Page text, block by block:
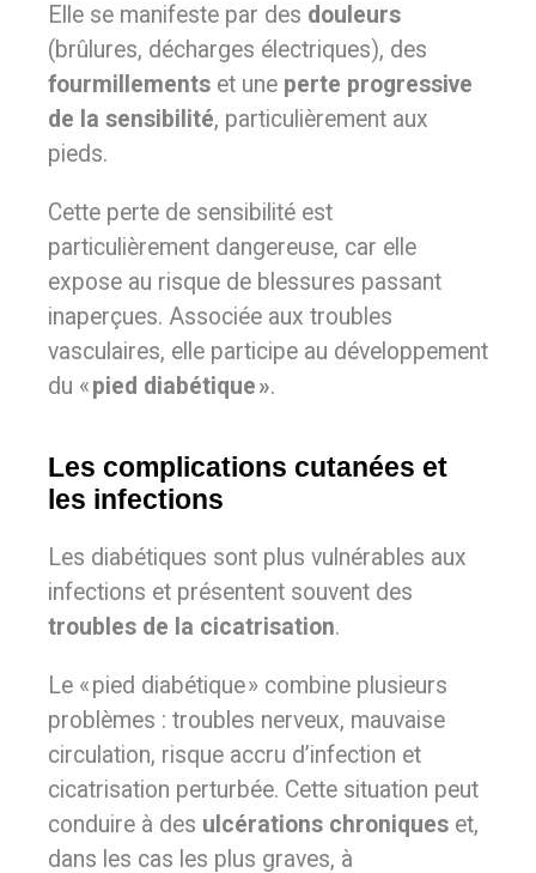
Elle se manifeste par des douleurs
(brûlures, décharges électriques), des
fourmillements et une perte progressive
de la sensibilité, particulièrement aux
pieds.
Cette perte de sensibilité est
particulièrement dangereuse, car elle
expose au risque de blessures passant
inaperçues. Associée aux troubles
vasculaires, elle participe au développement
du «pied diabétique ».
Les complications cutanées et
les infections
Les diabétiques sont plus vulnérables aux
infections et présentent souvent des
troubles de la cicatrisation.
Le « pied diabétique » combine plusieurs
problèmes : troubles nerveux, mauvaise
circulation, risque accru d’infection et
cicatrisation perturbée. Cette situation peut
conduire à des ulcérations chroniques et,
dans les cas les plus graves, à